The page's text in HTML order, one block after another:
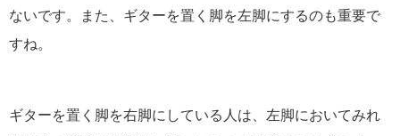
ないです。また、ギターを置く脚を左脚にするのも重要で
すね。
ギターを置く脚を右脚にしている人は、左脚においてみれ